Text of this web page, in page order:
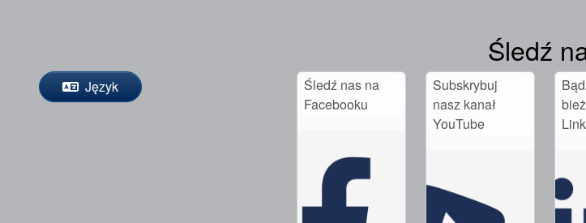
Śledź
Język
Śledź nas na
Facebooku
Subskrybuj
nasz kanał
YouTube